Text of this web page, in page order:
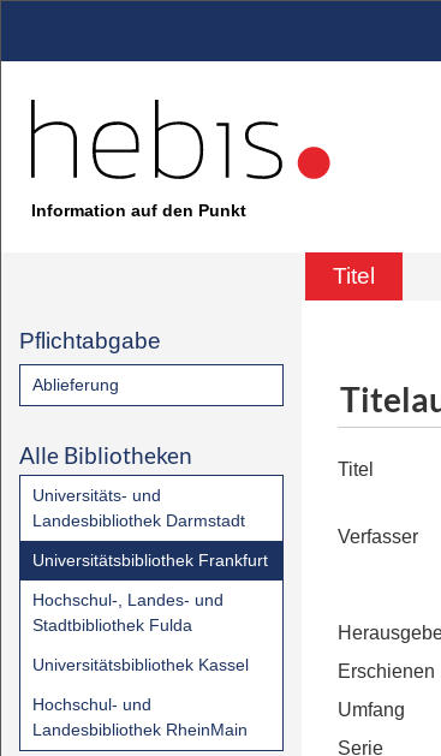
Information auf den Punkt
Titel
Pflichtabgabe
Ablieferung
Alle Bibliotheken
Universitäts- und
Landesbibliothek Darmstadt
Universitätsbibliothek Frankfurt
Hochschul-, Landes- und
Stadtbibliothek Fulda
Universitätsbibliothek Kassel
Hochschul- und
Landesbibliothek RheinMain
Titel
Verfasser
Erschienen
Umfang
Serie